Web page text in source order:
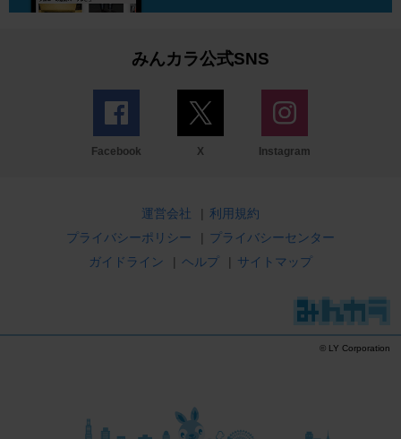
みんカラ公式SNS
Facebook X Instagram
運営会社 | 利用規約
プライバシーポリシー
| プライバシーセンター
ガイドライン
| ヘルプ | サイトマップ
© LY Corporation